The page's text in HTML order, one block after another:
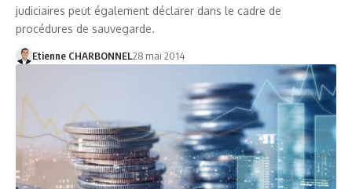
judiciaires peut également déclarer dans le cadre de
procédures de sauvegarde.
Etienne CHARBONNEL28 mai 2014